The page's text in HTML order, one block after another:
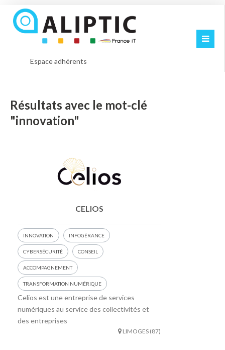
Espace adhérents
Résultats avec le mot-clé
"innovation"
CELIOS
INNOVATION INFOGÉRANCE
CYBERSÉCURITÉ CONSEIL
ACCOMPAGNEMENT
TRANSFORMATION NUMÉRIQUE
Celios est une entreprise de services
numériques au service des collectivités et
des entreprises
LIMOGES (87)